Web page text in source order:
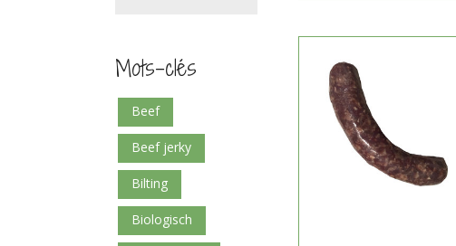
Mots-clés
beef
beef jerky
bilting
biologisch